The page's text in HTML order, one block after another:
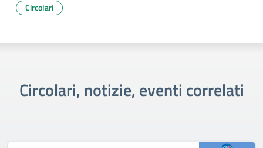
Circolari
Circolari, notizie, eventi correlati